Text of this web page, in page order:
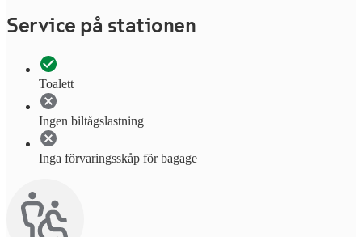
Service på stationen
Toalett
Ingen biltågslastning
Inga förvaringsskåp för bagage